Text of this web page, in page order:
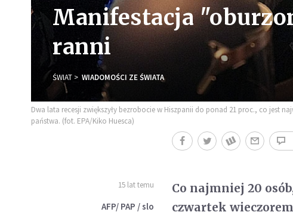
Manifestacja
ranni
ŚWIAT WIADOMOŚCI ZE ŚWIATA
Dwa lata recesji zwiększyły bezrobocie w Hiszpanii do ponad 21 proc., co jest
państwa. (fot. EPA/Kiko Huesca)
15 lat temu
AFP/ PAP / slo
Co najmniej 20
czwartek